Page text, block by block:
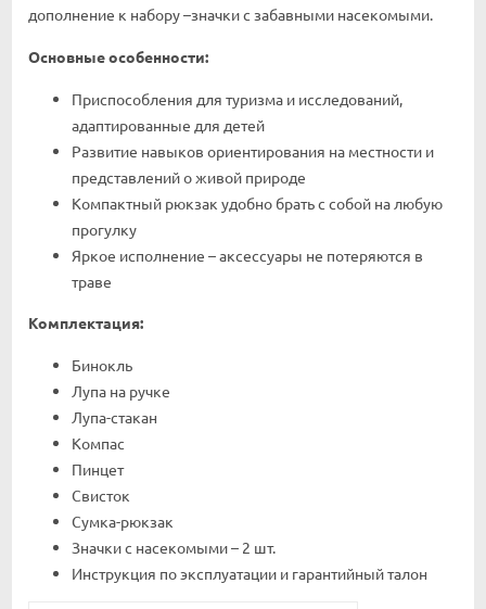
дополнение к набору –значки с забавными насекомыми.
Основные особенности:
Приспособления для туризма и исследований,
адаптированные для детей
Развитие навыков ориентирования на местности и
представлений о живой природе
Компактный рюкзак удобно брать с собой на любую
прогулку
Яркое исполнение – аксессуары не потеряются в
траве
Комплектация:
Бинокль
Лупа на ручке
Лупа-стакан
Компас
Пинцет
Свисток
Сумка-рюкзак
Значки с насекомыми – 2 шт.
Инструкция по эксплуатации и гарантийный талон